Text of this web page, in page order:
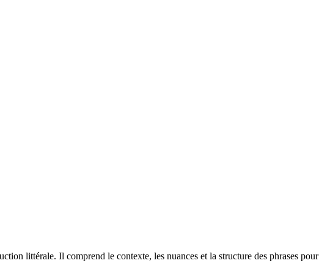
littérale. Il comprend le contexte, les nuances et la structure des phrases pour